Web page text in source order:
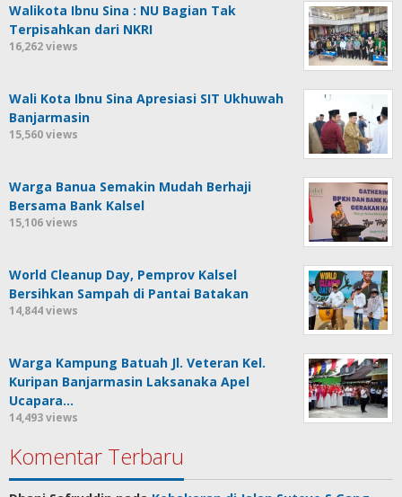
Walikota Ibnu Sina : NU Bagian Tak
Terpisahkan dari NKRI
16,262 views
Wali Kota Ibnu Sina Apresiasi SIT Ukhuwah
Banjarmasin
15,560 views
Warga Banua Semakin Mudah Berhaji
Bersama Bank Kalsel
15,106 views
World Cleanup Day, Pemprov Kalsel
Bersihkan Sampah di Pantai Batakan
14,844 views
Warga Kampung Batuah Jl. Veteran Kel.
Kuripan Banjarmasin Laksanaka Apel
Ucapara…
14,493 views
Komentar Terbaru